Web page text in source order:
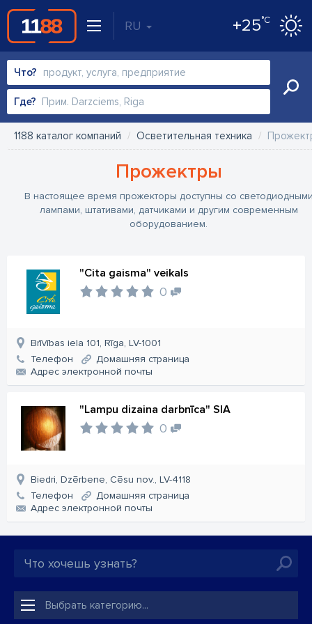
RU +25°C
Что?
Где?
1188 каталог компаний Осветительная техника
Прожектры
В настоящее время прожекторы доступны со
лампами, штативами, датчиками и другим современным
оборудованием.
"Cita gaisma" veikals
0
Brīvības iela 101, Rīga, LV-1001
Телефон
Домашняя страница
Aдрес электронной почты
"Lampu dizaina darbnīca" SIA
0
Biedri, Dzērbene, Cēsu nov., LV-4118
Телефон
Домашняя страница
Aдрес электронной почты